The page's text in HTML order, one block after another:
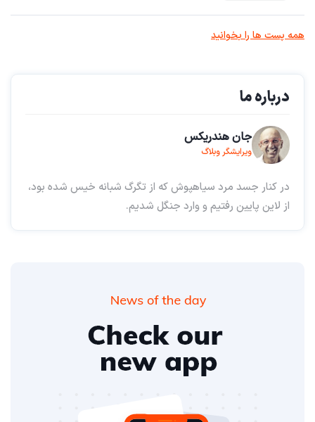
همه پست ها را بخوانید
درباره ما
جان هندریکس
ویرایشگر وبلاگ
در کنار جسد مرد سیاهپوش که از تگرگ شبانه خیس شده بود،
از لاین پایین رفتیم و وارد جنگل شدیم.